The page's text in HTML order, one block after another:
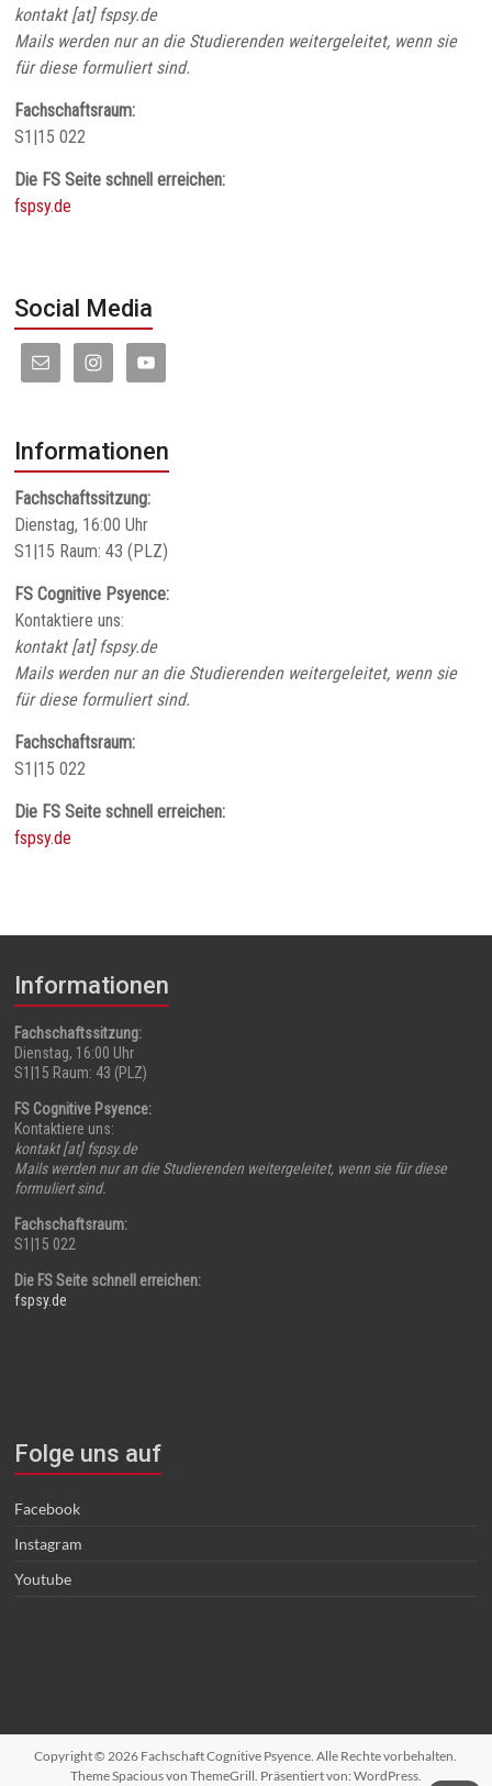
kontakt [at] fspsy.de
Mails werden nur an die Studierenden weitergeleitet, wenn sie
für diese formuliert sind.
Fachschaftsraum:
S1|15 022
Die FS Seite schnell erreichen:
fspsy.de
Social Media
Informationen
Fachschaftssitzung:
Dienstag, 16:00 Uhr
S1|15 Raum: 43 (PLZ)
FS Cognitive Psyence:
Kontaktiere uns:
kontakt [at] fspsy.de
Mails werden nur an die Studierenden weitergeleitet, wenn sie
für diese formuliert sind.
Fachschaftsraum:
S1|15 022
Die FS Seite schnell erreichen:
fspsy.de
Informationen
Fachschaftssitzung:
Dienstag, 16:00 Uhr
S1|15 Raum: 43 (PLZ)
FS Cognitive Psyence:
Kontaktiere uns:
kontakt [at] fspsy.de
Mails werden nur an die Studierenden weitergeleitet, wenn sie für diese
formuliert sind.
Fachschaftsraum:
S1|15 022
Die FS Seite schnell erreichen:
fspsy.de
Folge uns auf
Facebook
Instagram
Youtube
Copyright © 2026 Fachschaft Cognitive Psyence. Alle Rechte vorbehalten.
ThemeSpaciousvon ThemeGrill. Präsentiert von: WordPress.